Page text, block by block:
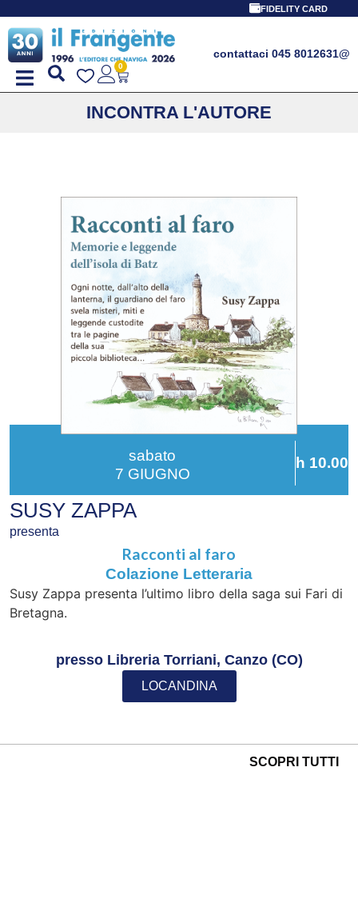
FIDELITY CARD
contattaci 045 8012631@
0
INCONTRA L'AUTORE
sabato
7 GIUGNO
h 10.00
SUSY ZAPPA
presenta
Racconti al faro
Colazione Letteraria
Susy Zappa presenta l’ultimo libro della saga sui Fari di
Bretagna.
presso Libreria Torriani, Canzo (CO)
LOCANDINA
SCOPRI TUTTI